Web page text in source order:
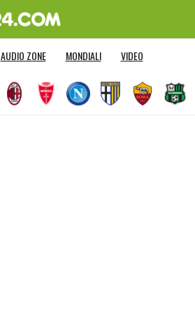
AUDIO ZONE MONDIALI VIDEO